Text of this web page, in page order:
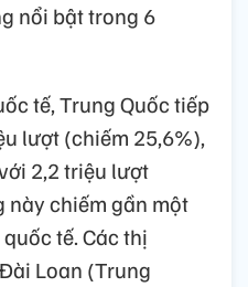
nổi bật trong 6
tế, Trung Quốc tiếp
lượt (chiếm 25,6%),
2,2 triệu lượt
này chiếm gần một
tế. Các thị
Loan (Trung